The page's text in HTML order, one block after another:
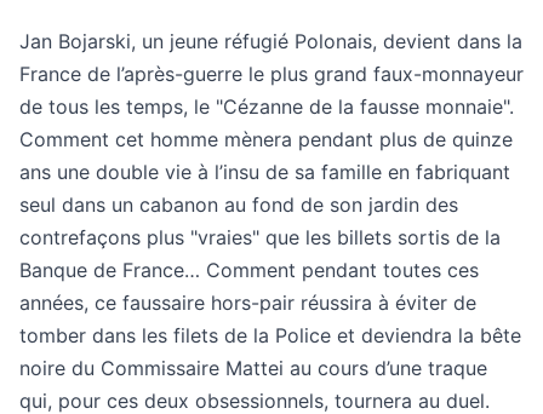
Jan Bojarski, un jeune réfugié Polonais, devient dans la
France de l’après-guerre le plus grand faux-monnayeur
de tous les temps, le "Cézanne de la fausse monnaie".
Comment cet homme mènera pendant plus de quinze
ans une double vie à l’insu de sa famille en fabriquant
seul dans un cabanon au fond de son jardin des
contrefaçons plus "vraies" que les billets sortis de la
Banque de France… Comment pendant toutes ces
années, ce faussaire hors-pair réussira à éviter de
tomber dans les filets de la Police et deviendra la bête
noire du Commissaire Mattei au cours d’une traque
qui, pour ces deux obsessionnels, tournera au duel.